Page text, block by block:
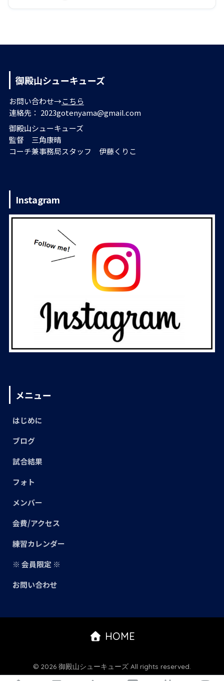
御殿山シューキューズ
お問い合わせ→こちら
連絡先： 2023gotenyama@gmail.com
御殿山シューキューズ
監督 三角康晴
コーチ兼事務局スタッフ 伊藤くりこ
Instagram
メニュー
はじめに
ブログ
試合結果
フォト
メンバー
会費/アクセス
練習カレンダー
※ 会員限定 ※
お問い合わせ
HOME
© 2026 御殿山シューキューズ All rights reserved.